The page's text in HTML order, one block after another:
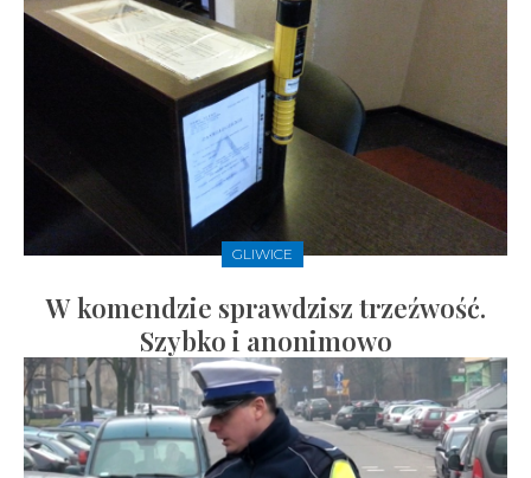
GLIWICE
W komendzie sprawdzisz trzeźwość.
Szybko i anonimowo